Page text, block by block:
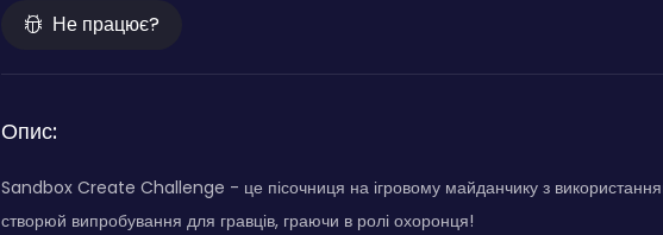
Не працює?
Опис:
Sandbox Create Challenge - це пісочниця на ігровому майданчику з
створюй випробування для гравців, граючи в ролі охоронця!